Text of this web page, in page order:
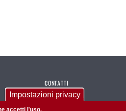
CONTATTI
Impostazioni privacy
accetti l'uso.